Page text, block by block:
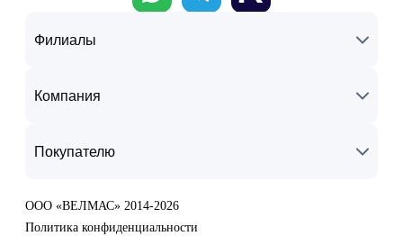
Филиалы
Компания
Покупателю
ООО «ВЕЛМАС» 2014-2026
Политика конфиденциальности